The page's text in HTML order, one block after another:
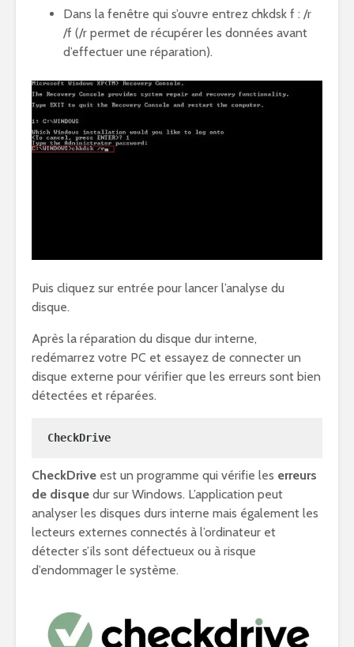
Dans la fenêtre qui s’ouvre entrez chkdsk f : /r
/f (/r permet de récupérer les données avant
d’effectuer une réparation).
Puis cliquez sur entrée pour lancer l’analyse du
disque.
Après la réparation du disque dur interne,
redémarrez votre PC et essayez de connecter un
disque externe pour vérifier que les erreurs sont bien
détectées et réparées.
CheckDrive
CheckDrive est un programme qui vérifie les erreurs
de disque dur sur Windows. L’application peut
analyser les disques durs interne mais également les
lecteurs externes connectés à l’ordinateur et
détecter s’ils sont défectueux ou à risque
d’endommager le système.